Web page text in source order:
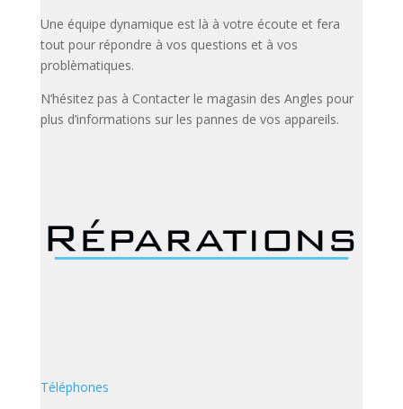
Une équipe dynamique est là à votre écoute et fera
tout pour répondre à vos questions et à vos
problèmatiques.
N’hésitez pas à Contacter le magasin des Angles pour
plus d’informations sur les pannes de vos appareils.
Téléphones